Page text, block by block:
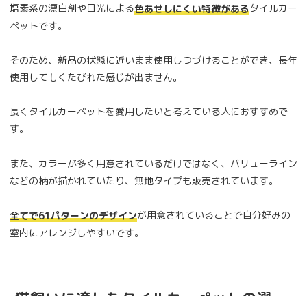
塩素系の漂白剤や日光による色あせしにくい特徴があるタイルカー
ペットです。
そのため、新品の状態に近いまま使用しつづけることができ、長年
使用してもくたびれた感じが出ません。
長くタイルカーペットを愛用したいと考えている人におすすめで
す。
また、カラーが多く用意されているだけではなく、バリューライン
などの柄が描かれていたり、無地タイプも販売されています。
全てで61パターンのデザインが用意されていることで自分好みの
室内にアレンジしやすいです。